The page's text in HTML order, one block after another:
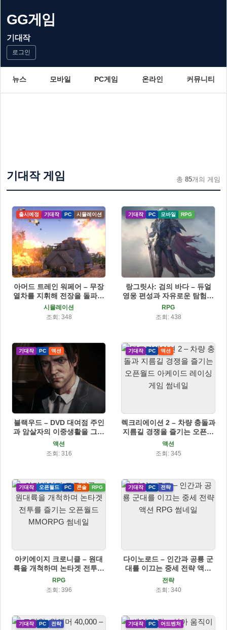
GG게임
기대작
로그인
뉴스 모바일 PC게임 온라인 커뮤니티
기대작 게임 총 85개의 게임
출시예정 기대작 PC 시뮬레이션
아머드 트레인 워페어 – 무장
열차를 지휘해 전장을 돌파하
는 생존 전투 게임
시뮬레이션
조회: 348
기대작 PC 모바일 RPG
랑그릿사: 검의 바다 – 듀얼
영웅 편성과 자유로운 탐험을
결합한 판타지 전략 RPG
RPG
조회: 438
기대작 PC 액션
블랙우드 – DVD 대여점 주인
과 암살자의 이중생활을 그린
3인칭 액션 스릴러 게임
액션
조회: 316
기대작 PC 액션
렉크리에이션 2 – 차량 충돌과
지름길 경쟁을 즐기는 오픈월
드 아케이드 레이싱 게임
액션
조회: 345
기대작 오픈월드 PC 콘솔 RPG
아키에이지 크로니클 – 원대
륙을 개척하며 논타겟 전투를
즐기는 오픈월드 MMORPG
RPG
조회: 396
기대작 PC 전략
다이노로드 – 인간과 공룡 군
대를 이끄는 중세 전략 액션
RPG
전략
조회: 340
기대작 PC 전략 기대작 PC 어드벤처